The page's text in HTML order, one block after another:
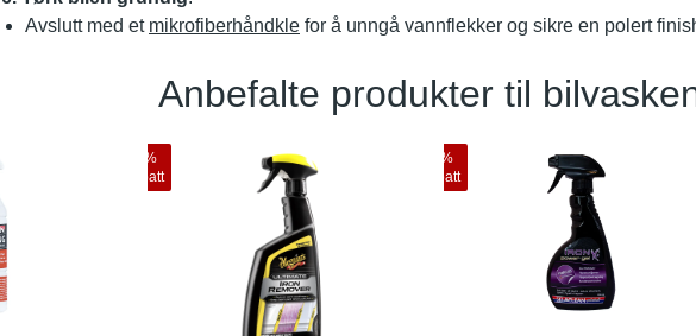
Avslutt med et mikrofiberhåndkle for å unngå vannflekker og sikre en polert
Anbefalte produkter til
%
rabatt
%
rabatt